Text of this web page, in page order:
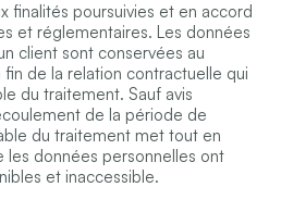
finalités poursuivies et en accord
et réglementaires. Les données
client sont conservées au
fin de la relation contractuelle qui
du traitement. Sauf avis
de la période de
du traitement met tout en
les données personnelles ont
et inaccessible.